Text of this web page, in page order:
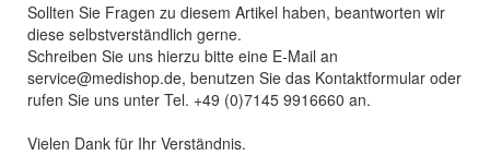
Sollten Sie Fragen zu diesem Artikel haben, beantworten wir
diese selbstverständlich gerne.
Schreiben Sie uns hierzu bitte eine E-Mail an
service@medishop.de, benutzen Sie das Kontaktformular oder
rufen Sie uns unter Tel. +49 (0)7145 9916660 an.
Vielen Dank für Ihr Verständnis.